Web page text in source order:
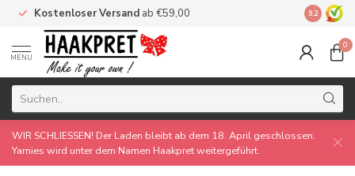
Kostenloser Versand ab €59,00 Made by
9.2
MENU
0
WIR SCHLIESSEN! Der Laden bleibt ab dem 18. April geschlossen.
Yarnies wird unter dem Namen Haakpret weitergeführt.